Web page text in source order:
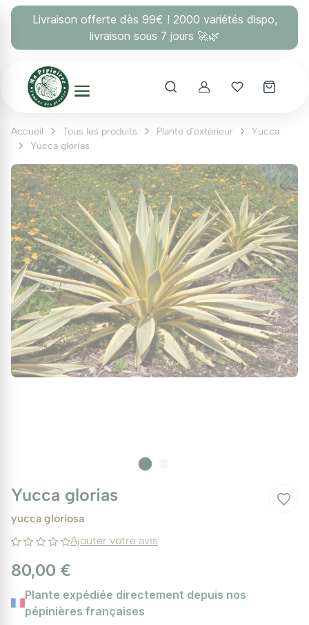
Livraison offerte dès 99€ ! 2000 variétés dispo,
livraison sous 7 jours 🚀🌿
AccountMes coups
Accueil Tous les produits Plante d'extérieur
Yucca
Yucca glorias
Yucca glorias
yucca gloriosa
Ajouter votre avis
80,00 €
Plante expédiée directement depuis nos
pépinières françaises
Panneau de gestion des cookies